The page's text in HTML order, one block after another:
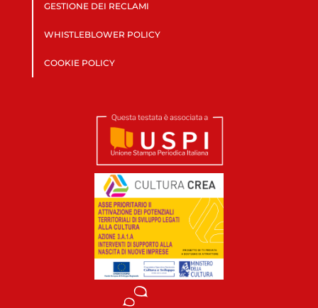
GESTIONE DEI RECLAMI
WHISTLEBLOWER POLICY
COOKIE POLICY